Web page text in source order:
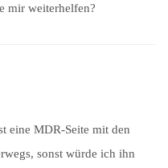
mir weiterhelfen?
eine MDR-Seite mit den
sonst würde ich ihn